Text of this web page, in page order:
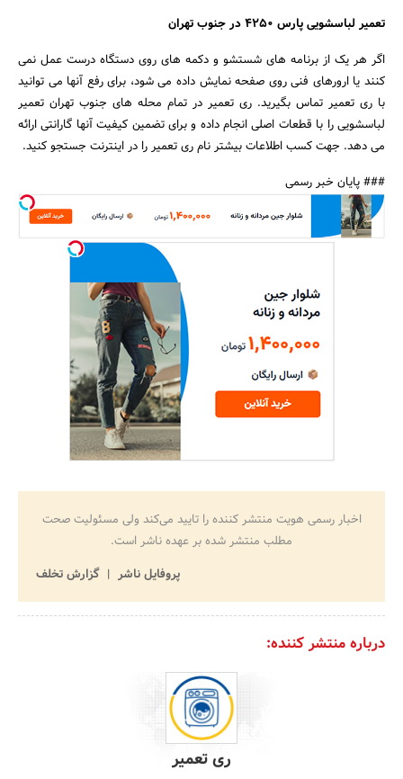
تعمیر لباسشویی پارس 4250 در جنوب تهران
اگر هر یک از برنامه های شستشو و دکمه های روی دستگاه درست عمل نمی
کنند یا ارورهای فنی روی صفحه نمایش داده می شود، برای رفع آنها می توانید
با ری تعمیر تماس بگیرید. ری تعمیر در تمام محله های جنوب تهران تعمیر
لباسشویی را با قطعات اصلی انجام داده و برای تضمین کیفیت آنها گارانتی ارائه
می دهد. جهت کسب اطلاعات بیشتر نام ری تعمیر را در اینترنت جستجو کنید.
### پایان خبر رسمی
اخبار رسمی هویت منتشر کننده را تایید می‌کند ولی مسئولیت صحت
مطلب منتشر شده بر عهده ناشر است.
پروفایل ناشر
گزارش تخلف
درباره منتشر کننده:
ری تعمیر